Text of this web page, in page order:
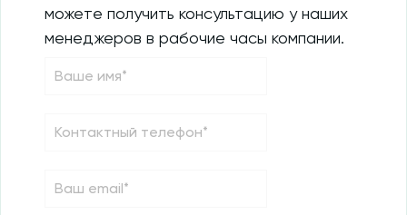
можете получить консультацию у наших
менеджеров в рабочие часы компании.